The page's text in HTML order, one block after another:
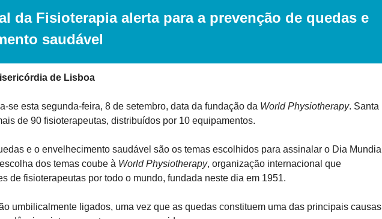
da Fisioterapia alerta para a prevenção de quedas e
saudável
de Lisboa
se esta segunda-feira, 8 de setembro, data da fundação da World Physiotherapy. Santa
de 90 fisioterapeutas, distribuídos por 10 equipamentos.
e o envelhecimento saudável são os temas escolhidos para assinalar o Dia Mundial
dos temas coube à World Physiotherapy, organização internacional que
de fisioterapeutas por todo o mundo, fundada neste dia em 1951.
umbilicalmente ligados, uma vez que as quedas constituem uma das principais causas